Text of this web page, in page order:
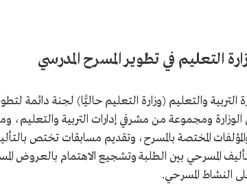
التعليم في تطوير المسرح المدرسي
ومجموعة من مشرفي إدارات التربية والتعليم،
المختصة بالمسرح، وتقديم مسابقات تختص
المسرحي بين الطلبة وتشجيع الاهتمام بالعروض
النشاط المسرحي.